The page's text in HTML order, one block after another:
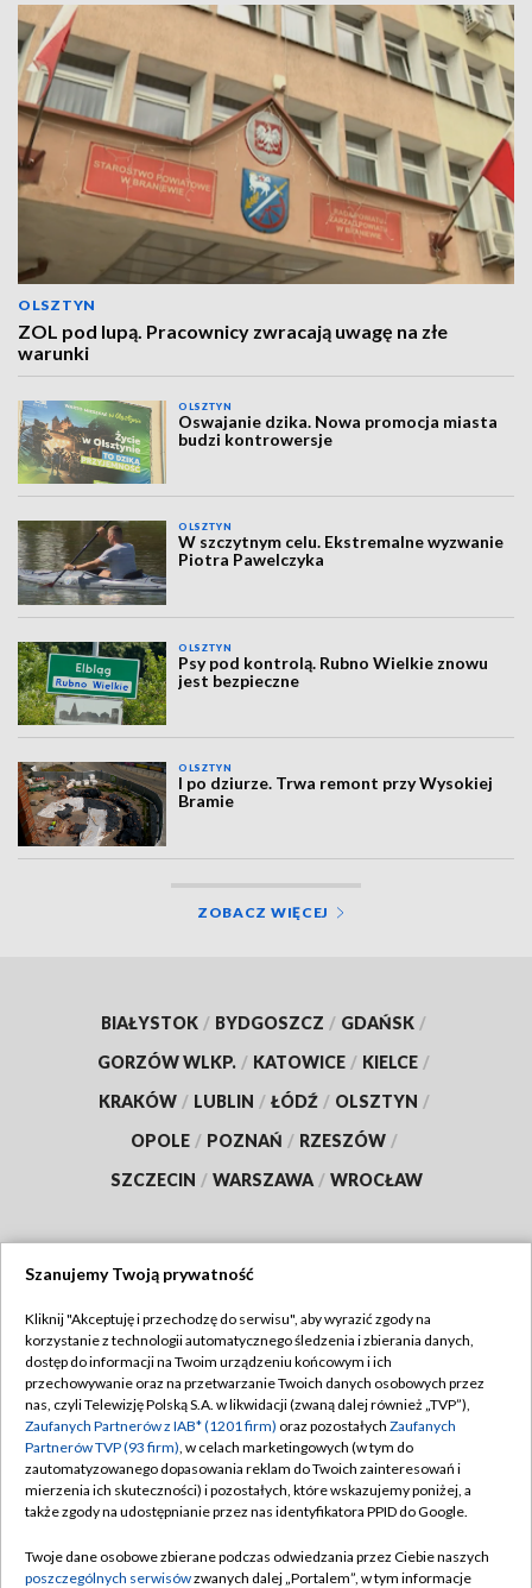
OLSZTYN
ZOL pod lupą. Pracownicy zwracają uwagę na złe
warunki
OLSZTYN
Oswajanie dzika. Nowa promocja miasta
budzi kontrowersje
OLSZTYN
W szczytnym celu. Ekstremalne wyzwanie
Piotra Pawelczyka
OLSZTYN
Psy pod kontrolą. Rubno Wielkie znowu
jest bezpieczne
OLSZTYN
I po dziurze. Trwa remont przy Wysokiej
Bramie
ZOBACZ WIĘCEJ
BIAŁYSTOK / BYDGOSZCZ / GDAŃSK /
GORZÓW WLKP. / KATOWICE / KIELCE /
KRAKÓW / LUBLIN / ŁÓDŹ / OLSZTYN /
OPOLE / POZNAŃ / RZESZÓW /
SZCZECIN / WARSZAWA / WROCŁAW
TVP
Abonament TVP
Emisja w TVP
Centrum informacji TVP
Naziemna Telewizja Cyfrowa
Rada Programowa
Regulamin TVP
Polityka prywatności
Moje zgody
Pomoc
Kontakt
Szanujemy Twoją prywatność
Kliknij "Akceptuję i przechodzę do serwisu", aby wyrazić zgody na
korzystanie z technologii automatycznego śledzenia i zbierania danych,
dostęp do informacji na Twoim urządzeniu końcowym i ich
przechowywanie oraz na przetwarzanie Twoich danych osobowych przez
nas, czyli Telewizję Polską S.A. w likwidacji (zwaną dalej również „TVP”),
Zaufanych Partnerów z IAB* (1201 firm) oraz pozostałych Zaufanych
Partnerów TVP (93 firm), w celach marketingowych (w tym do
zautomatyzowanego dopasowania reklam do Twoich zainteresowań i
mierzenia ich skuteczności) i pozostałych, które wskazujemy poniżej, a
także zgody na udostępnianie przez nas identyfikatora PPID do Google.
Twoje dane osobowe zbierane podczas odwiedzania przez Ciebie naszych
poszczególnych serwisówzwanych dalej „Portalem”, w tym informacje